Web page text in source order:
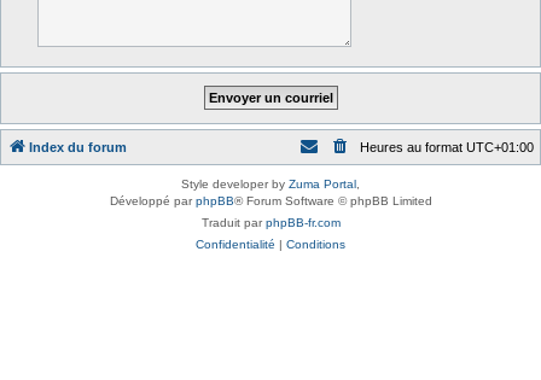
Index du forum Heures au format UTC+01:00
Style developer by Zuma Portal
Développé parphpBB® Forum Software © phpBB Limited
Traduit parphpBB-fr.com
Confidentialité | Conditions